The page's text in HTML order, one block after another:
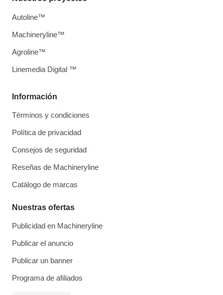
Información
Términos y condiciones
Política de privacidad
Consejos de seguridad
Reseñas de Machineryline
Catálogo de marcas
Nuestras ofertas
Publicidad en Machineryline
Publicar el anuncio
Publicar un banner
Programa de afiliados
Autoline™
Machineryline™
Agroline™
Linemedia Digital ™